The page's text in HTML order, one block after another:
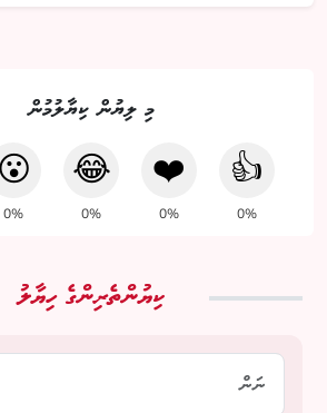
މި ލިޔުން ކިޔާލުމުން
👍
0%
❤️
0%
😂
0%
😮
0%
ކިޔުންތެރިންގެ ހިޔާލު